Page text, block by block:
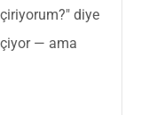
diye
— ama